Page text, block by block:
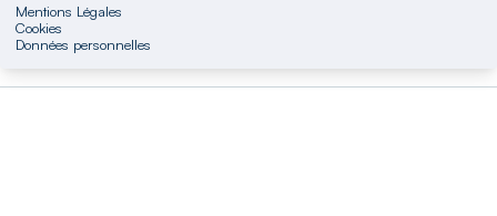
Mentions Légales
Cookies
Données personnelles